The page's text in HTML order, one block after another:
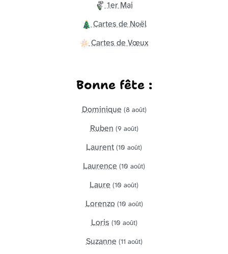
1er Mai
Cartes de Noël
Cartes de Vœux
Bonne fête :
Dominique (8 août)
Ruben (9 août)
Laurent (10 août)
Laurence (10 août)
Laure (10 août)
Lorenzo (10 août)
Loris (10 août)
Suzanne (11 août)